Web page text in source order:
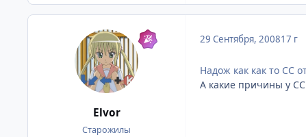
Elvor
Старожилы
29 Сентября, 200817 г
Надож как как то СС
А какие причины у